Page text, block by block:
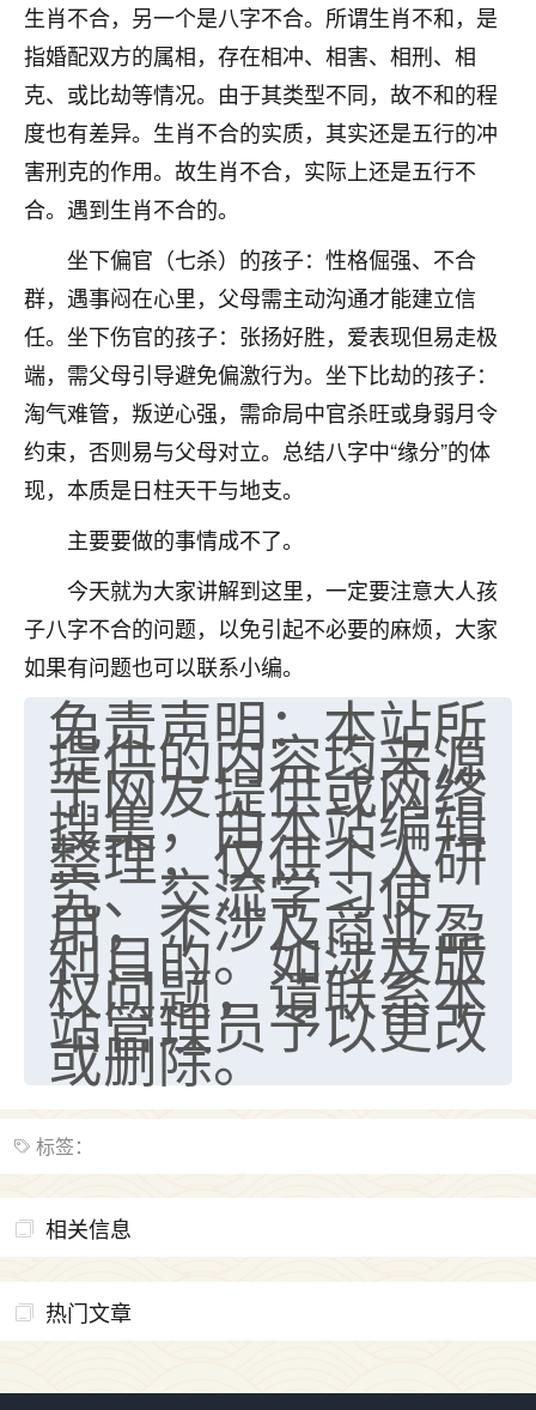
生肖不合，另一个是八字不合。所谓生肖不和，是
指婚配双方的属相，存在相冲、相害、相刑、相
克、或比劫等情况。由于其类型不同，故不和的程
度也有差异。生肖不合的实质，其实还是五行的冲
害刑克的作用。故生肖不合，实际上还是五行不
合。遇到生肖不合的。
坐下偏官（七杀）的孩子：性格倔强、不合
群，遇事闷在心里，父母需主动沟通才能建立信
任。坐下伤官的孩子：张扬好胜，爱表现但易走极
端，需父母引导避免偏激行为。坐下比劫的孩子：
淘气难管，叛逆心强，需命局中官杀旺或身弱月令
约束，否则易与父母对立。总结八字中“缘分”的体
现，本质是日柱天干与地支。
主要要做的事情成不了。
今天就为大家讲解到这里，一定要注意大人孩
子八字不合的问题，以免引起不必要的麻烦，大家
如果有问题也可以联系小编。
免责声明：本站所
提供的内容均来源
于网友提供或网络
搜集，由本站编辑
整理，仅供个人研
究、交流学习使
用，不涉及商业盈
利目的。如涉及版
权问题，请联系本
站管理员予以更改
或删除。
标签：
相关信息
热门文章
12小时前 来自北京 32
心心相印
我身体不太好，总是病病殃殃的，去检查又没什么大
问题，反正就是不舒服。中医西医看遍了，找不到问
题，后来无意中看到有人推荐慧来老师，跟老师聊过
之后，心情豁然开朗，也听老师建议，处理了一些因
果问题。今年以来，身体比以前好多，主要是心情好
了，老师说境随心转，现在深有体会了。
鹿森：是的，其实跟老师聊过之后，最大的感
触，首先就是心态会变好，万般皆是命，半点
不由人！
1天前 来自四川 9
金白水清
我也想找老师看看，有没有人给个联系方式的啊？
1天前 来自江西
青春168
我也想要，我也想要！
2天前 来自山西 15
Jessica李
老师做不做超度法事？我想给我奶奶做超度，她今年
刚去世了。
七零老顽童：我母亲前年离世，刚开始我经常
做梦梦见她，后来也是朋友介绍，找到慧来老
师，安排了超度法事，做梦再也没有梦到过
了，一开始是半信半疑的，图个心安，给亡母
超度，现在看来，人不信也不行。
2天前 来自云南
优秀的张同学
老师收徒吗？？我对这些很感兴趣